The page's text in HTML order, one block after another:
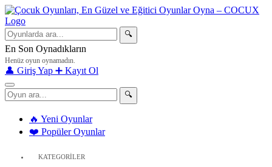
🔍
En Son Oynadıkların
Henüz oyun oynamadın.
👤 Giriş Yap ➕ Kayıt Ol
🔍
🔥 Yeni Oyunlar
❤️ Popüler Oyunlar
KATEGORİLER